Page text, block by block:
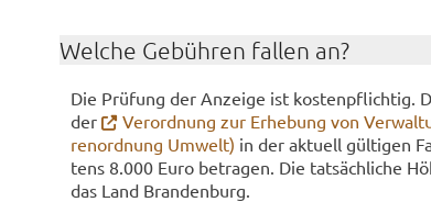
Wel­che Ge­büh­ren fal­len an?
Die Prü­fung der An­zei­ge ist kos­ten­pflich­tig.
der
Ver­ord­nung zur Er­he­bung von
ren­ord­nung Um­welt) in der ak­tu­ell gül­ti­gen
tens 8.000 Euro be­tra­gen. Die tat­säch­li­che
das Land Bran­den­burg.